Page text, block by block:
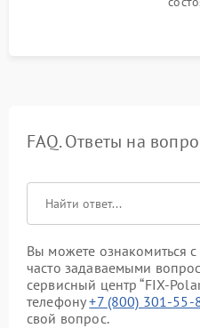
FAQ. Ответы на
Вы можете ознакомиться
часто задаваемыми
сервисный центр “FIX-
телефону+7 (800) 301-55-
свой вопрос.